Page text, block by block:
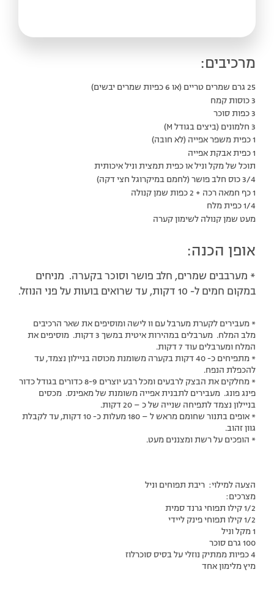
מרכיבים:
25 גרם שמרים טריים (או 6 כפיות שמרים יבשים)
3 כוסות קמח
3 כפות סוכר
3 חלמונים (ביצים בגודל M)
1 כפית משפר אפייה (לא חובה)
1 כפית אבקת אפייה
תוכל של מקל וניל או כפית תמצית וניל איכותית
3/4 כוס חלב פושר (לחמם במיקרוגל חצי דקה)
1 כף חמאה רכה + 2 כפות שמן קנולה
1/4 כפית מלח
מעט שמן קנולה לשימון קערה
אופן הכנה:
* מערבבים שמרים, חלב פושר וסוכר בקערה. מניחים
במקום חמים ל- 10 דקות, עד שרואים בועות על פני הנוזל.
* מעבירים לקערת מערבל עם וו לישה ומוסיפים את שאר הרכיבים
מלב המלח. מערבלים במהירות איטית במשך 3 דקות. מוסיפים את
המלח ומערבלים עוד 7 דקות.
* מתפיחים כ- 40 דקות בקערה משומנת מכוסה בניילון נצמד, עד
להכפלת הנפח.
* מחלקים את הבצק לרבעים ומכל רבע יוצרים 8-9 כדורים בגודל כדור
פינג פונג. מעבירים לתבנית אפייה משומנת של מאפינס. מכסים
בניילון נצמד לתפיחה שנייה של כ – 20 דקות.
* אופים בתנור שחומם מראש ל – 180 מעלות כ- 10 דקות, עד לקבלת
גוון זהוב.
* הופכים על רשת ומצננים מעט.
הצעה למילוי: ריבת תפוחים וניל
מצרכים:
1/2 קילו תפוחי גרנד סמית
1/2 קילו תפוחי פינק ליידי
1 מקל וניל
100 גרם סוכר
4 כפיות ממתיק נוזלי על בסיס סוכרלוז
מיץ מלימון אחד